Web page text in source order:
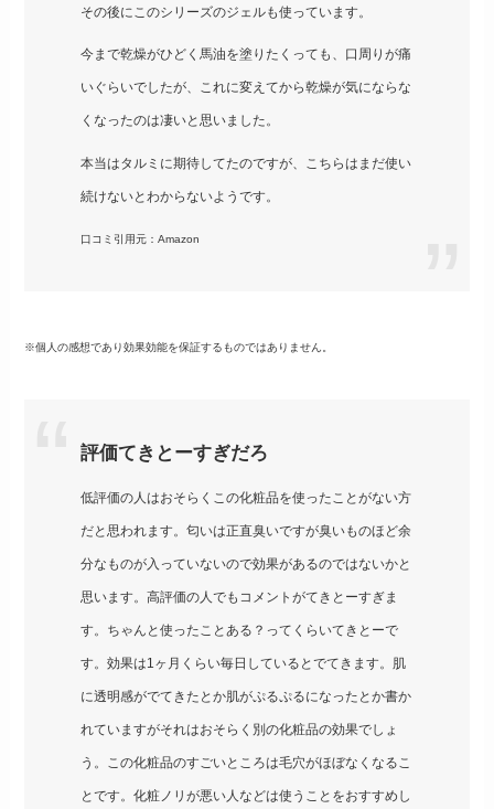
その後にこのシリーズのジェルも使っています。
今まで乾燥がひどく馬油を塗りたくっても、口周りが痛
いぐらいでしたが、これに変えてから乾燥が気にならな
くなったのは凄いと思いました。
本当はタルミに期待してたのですが、こちらはまだ使い
続けないとわからないようです。
口コミ引用元：Amazon
※個人の感想であり効果効能を保証するものではありません。
評価てきとーすぎだろ
低評価の人はおそらくこの化粧品を使ったことがない方
だと思われます。匂いは正直臭いですが臭いものほど余
分なものが入っていないので効果があるのではないかと
思います。高評価の人でもコメントがてきとーすぎま
す。ちゃんと使ったことある？ってくらいてきとーで
す。効果は1ヶ月くらい毎日しているとでてきます。肌
に透明感がでてきたとか肌がぷるぷるになったとか書か
れていますがそれはおそらく別の化粧品の効果でしょ
う。この化粧品のすごいところは毛穴がほぼなくなるこ
とです。化粧ノリが悪い人などは使うことをおすすめし